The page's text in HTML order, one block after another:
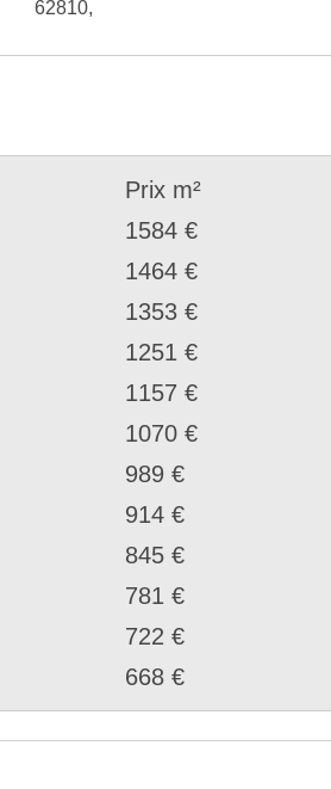
62810,
Prix m²
1584 €
1464 €
1353 €
1251 €
1157 €
1070 €
989 €
914 €
845 €
781 €
722 €
668 €